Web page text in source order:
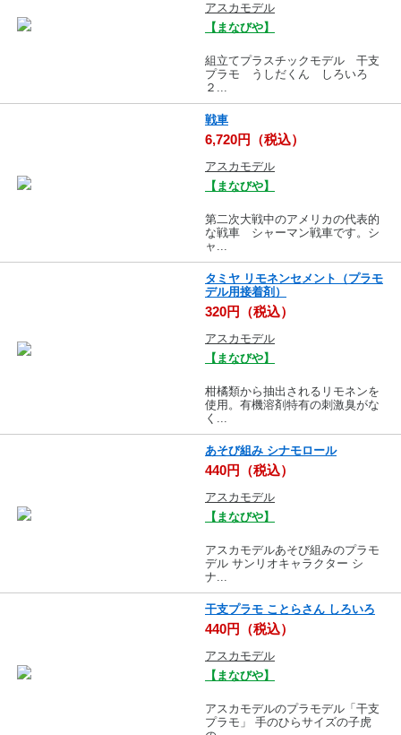
アスカモデル
【まなびや】
組立てプラスチックモデル 干支
プラモ うしだくん しろいろ
２...
戦車
6,720円（税込）
アスカモデル
【まなびや】
第二次大戦中のアメリカの代表的
な戦車 シャーマン戦車です。シ
ャ...
タミヤ リモネンセメント（プラモ
デル用接着剤）
320円（税込）
アスカモデル
【まなびや】
柑橘類から抽出されるリモネンを
使用。有機溶剤特有の刺激臭がな
く...
あそび組み シナモロール
440円（税込）
アスカモデル
【まなびや】
アスカモデルあそび組みのプラモ
デル サンリオキャラクター シ
ナ...
干支プラモ ことらさん しろいろ
440円（税込）
アスカモデル
【まなびや】
アスカモデルのプラモデル「干支
プラモ」 手のひらサイズの子虎